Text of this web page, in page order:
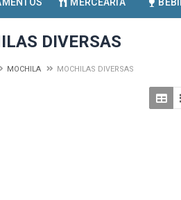
DIVERSAS
MOCHILA MOCHILAS DIVERSAS